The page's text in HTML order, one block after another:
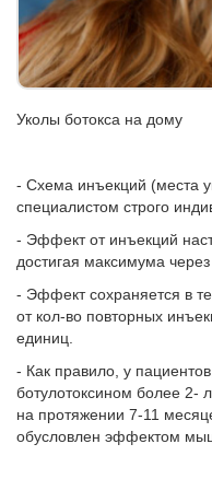
Уколы ботокса на дому
- Схема инъекций (места
специалистом строго
- Эффект от инъекций
достигая максимума
- Эффект сохраняется в
от кол-во повторных
единиц.
- Как правило, у
ботулотоксином более 2-
на протяжении 7-11
обусловлен эффектом